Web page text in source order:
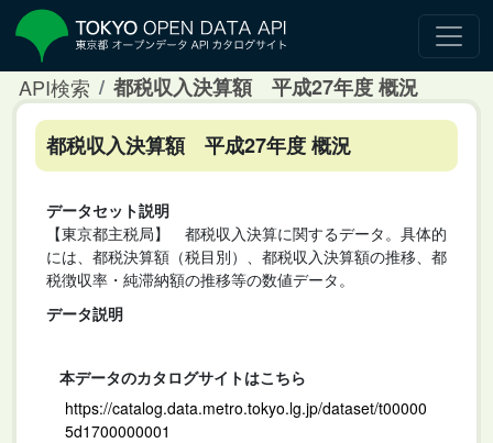
API検索 都税収入決算額 平成27年度 概況
都税収入決算額 平成27年度 概況
データセット説明
【東京都主税局】 都税収入決算に関するデータ。具体的
には、都税決算額（税目別）、都税収入決算額の推移、都
税徴収率・純滞納額の推移等の数値データ。
データ説明
本データのカタログサイトはこちら
https://catalog.data.metro.tokyo.lg.jp/dataset/t00000
5d1700000001